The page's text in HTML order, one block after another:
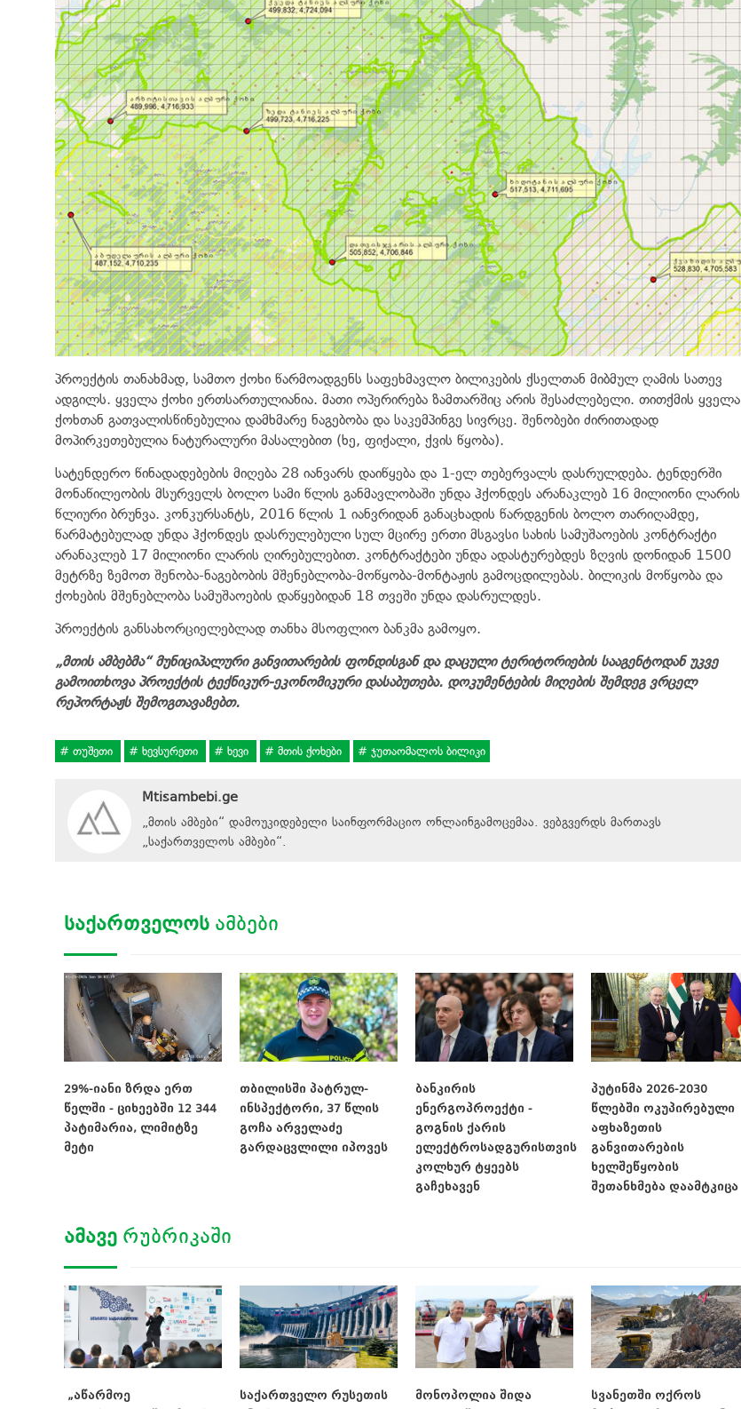
პროექტის თანახმად, სამთო ქოხი წარმოადგენს საფეხმავლო ბილიკების ქსელთან მიბმულ ღამის სათევ
ადგილს. ყველა ქოხი ერთსართულიანია. მათი ოპერირება ზამთარშიც არის შესაძლებელი. თითქმის ყველა
ქოხთან გათვალისწინებულია დამხმარე ნაგებობა და საკემპინგე სივრცე. შენობები ძირითადად
მოპირკეთებულია ნატურალური მასალებით (ხე, ფიქალი, ქვის წყობა).
სატენდერო წინადადებების მიღება 28 იანვარს დაიწყება და 1-ელ თებერვალს დასრულდება. ტენდერში
მონაწილეობის მსურველს ბოლო სამი წლის განმავლობაში უნდა ჰქონდეს არანაკლებ 16 მილიონი ლარის
წლიური ბრუნვა. კონკურსანტს, 2016 წლის 1 იანვრიდან განაცხადის წარდგენის ბოლო თარიღამდე,
წარმატებულად უნდა ჰქონდეს დასრულებული სულ მცირე ერთი მსგავსი სახის სამუშაოების კონტრაქტი
არანაკლებ 17 მილიონი ლარის ღირებულებით. კონტრაქტები უნდა ადასტურებდეს ზღვის დონიდან 1500
მეტრზე ზემოთ შენობა-ნაგებობის მშენებლობა-მოწყობა-მონტაჟის გამოცდილებას. ბილიკის მოწყობა და
ქოხების მშენებლობა სამუშაოების დაწყებიდან 18 თვეში უნდა დასრულდეს.
პროექტის განსახორციელებლად თანხა მსოფლიო ბანკმა გამოყო.
„მთის ამბებმა“ მუნიციპალური განვითარების ფონდისგან და დაცული ტერიტორიების სააგენტოდან უკვე
გამოითხოვა პროექტის ტექნიკურ-ეკონომიკური დასაბუთება. დოკუმენტების მიღების შემდეგ ვრცელ
რეპორტაჟს შემოგთავაზებთ.
თუშეთი ხევსურეთი ხევი მთის ქოხები ჯუთაომალოს ბილიკი
Mtisambebi.ge
„მთის ამბები“ დამოუკიდებელი საინფორმაციო ონლაინგამოცემაა. ვებგვერდს მართავს
„საქართველოს ამბები“.
ᲡᲐᲥᲐᲠᲗᲕᲔᲚᲝᲡ ᲐᲛᲑᲔᲑᲘ
29%-იანი ზრდა ერთ
წელში - ციხეებში 12 344
პატიმარია, ლიმიტზე
მეტი
თბილისში პატრულ-
ინსპექტორი, 37 წლის
გოჩა არველაძე
გარდაცვლილი იპოვეს
ბანკირის
ენერგოპროექტი -
გოგნის ქარის
ელექტროსადგურისთვის
კოლხურ ტყეებს
გაჩეხავენ
პუტინმა 2026-2030
წლებში ოკუპირებული
აფხაზეთის
განვითარების
ხელშეწყობის
შეთანხმება დაამტკიცა
ᲐᲛᲐᲕᲔ ᲠᲣᲑᲠᲘᲙᲐᲨᲘ
„აწარმოე
საქართველო რუსეთის
მონოპოლია შიდა
სვანეთში ოქროს